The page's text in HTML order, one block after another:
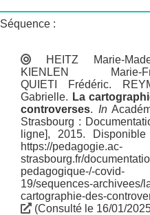
Séquence :
HEITZ Marie-
KIENLEN Marie-
QUIETI Frédéric.
Gabrielle. La
controverses. In
Strasbourg :
ligne], 2015.
https://pedagogie.ac-
strasbourg.fr/
pedagogique-/-covid-
19/sequences-archivees/
cartographie-des-
(Consulté le 16/01/